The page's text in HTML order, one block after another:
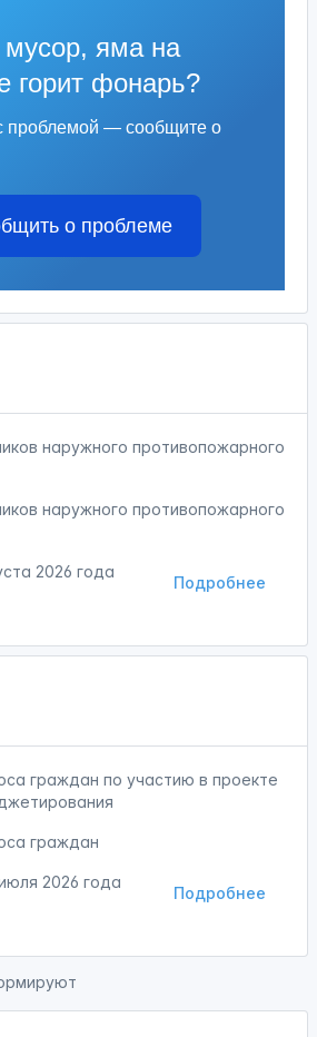
яма на
горит фонарь?
проблемой — сообщите о
о проблеме
наружного противопожарного
наружного противопожарного
Подробнее
2026 года
граждан по участию в проекте
граждан
Подробнее
2026 года